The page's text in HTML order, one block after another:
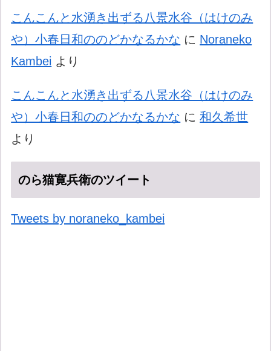
こんこんと水湧き出ずる八景水谷（はけのみ
や）小春日和ののどかなるかな に Noraneko
Kambei より
こんこんと水湧き出ずる八景水谷（はけのみ
や）小春日和ののどかなるかな に和久希世
より
のら猫寛兵衛のツイート
Tweets by noraneko_kambei